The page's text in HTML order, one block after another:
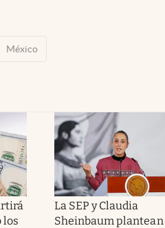
México
los
La SEP y Claudia
Sheinbaum plantean